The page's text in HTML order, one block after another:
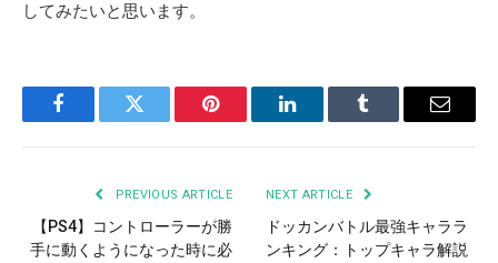
してみたいと思います。
FacebookTwitter Pinterest LinkedInTumblr Email
PREVIOUS ARTICLE
【PS4】コントローラーが勝
手に動くようになった時に必
NEXT ARTICLE
ドッカンバトル最強キャララ
ンキング：トップキャラ解説